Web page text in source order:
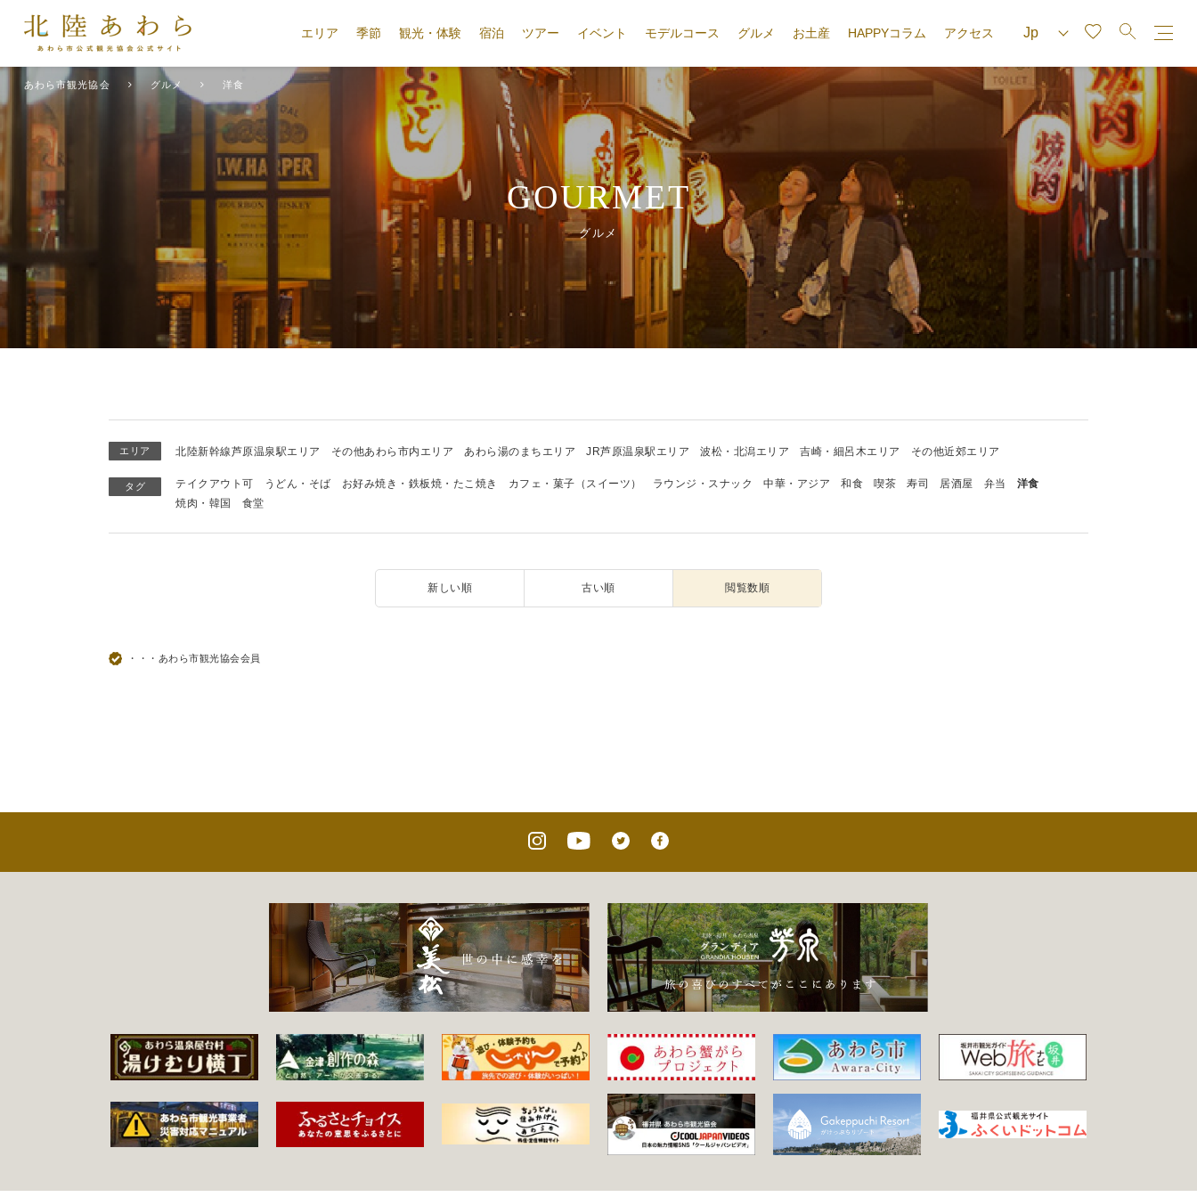
エリア 季節 観光・体験 宿泊 ツアー イベント モデルコース グルメ お土産 HAPPYコラム アクセス
あわら市観光協会 グルメ 洋食
GOURMET
グルメ
エリア 北陸新幹線芦原温泉駅エリア その他あわら市内エリア あわら湯のまちエリア JR芦原温泉駅エリア 波松・北潟エリア 吉崎・細呂木エリア その他近郊エリア
タグ テイクアウト可 うどん・そば お好み焼き・鉄板焼・たこ焼き カフェ・菓子（スイーツ） ラウンジ・スナック 中華・アジア 和食 喫茶 寿司 居酒屋 弁当
洋食
焼肉・韓国
食堂
新しい順 古い順 閲覧数順
・・・あわら市観光協会会員